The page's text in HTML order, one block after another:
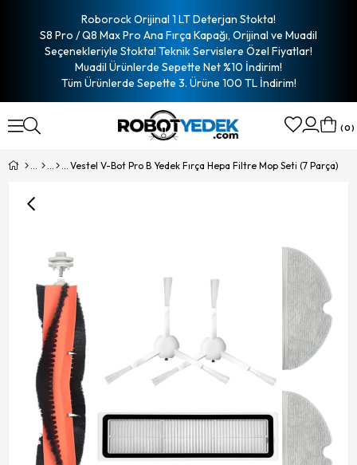
Roborock Orijinal 1 LT Deterjan Stokta!
S8 Pro / Q8 Max Pro Ana Fırça Kapağı, Orijinal ve Muadil
Seçenekleriyle Stokta! Teknik Servislere Özel Fiyatlar!
Muadil Ürünlerde Sepette Net %10 İndirim!
Tüm Ürünlerde Sepette 3. Ürüne 100 TL İndirim!
0
Vestel V-Bot Pro B Yedek Fırça Hepa Filtre Mop Seti (7 Parça)